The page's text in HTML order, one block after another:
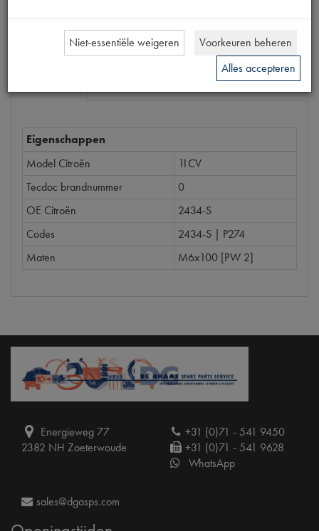
Eigenschappen
Model Citroën
11CV
Tecdoc brandnummer
0
OE Citroën
2434-S
Codes
2434-S | P274
Maten
M6x100 [PW 2]
Energieweg 77
2382 NH Zoeterwoude
+31 (0)71 - 541 9450
+31 (0)71 - 541 9628
WhatsApp
sales@dgasps.com
Niet-essentiële weigeren
Voorkeuren beheren
Alles accepteren